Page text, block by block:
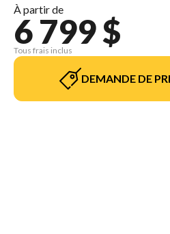
À partir de
6 799 $
Tous frais inclus
DEMANDE DE